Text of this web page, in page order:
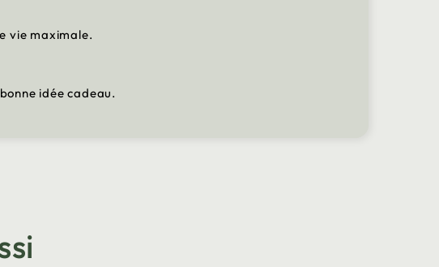
vie maximale.
idée cadeau.